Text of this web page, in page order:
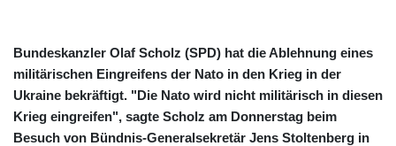
Bundeskanzler Olaf Scholz (SPD) hat die Ablehnung eines
militärischen Eingreifens der Nato in den Krieg in der
Ukraine bekräftigt. "Die Nato wird nicht militärisch in diesen
Krieg eingreifen", sagte Scholz am Donnerstag beim
Besuch von Bündnis-Generalsekretär Jens Stoltenberg in